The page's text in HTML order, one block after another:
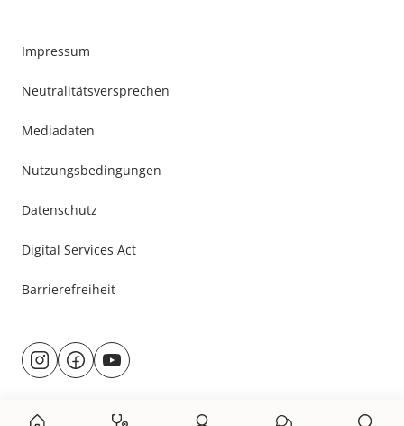
Impressum
Neutralitätsversprechen
Mediadaten
Nutzungsbedingungen
Datenschutz
Digital Services Act
Barrierefreiheit
Besuche
uns@rund.ums.baby
facebook.com/rundumsbaby.de
youtube.com/@rundumsbaby_